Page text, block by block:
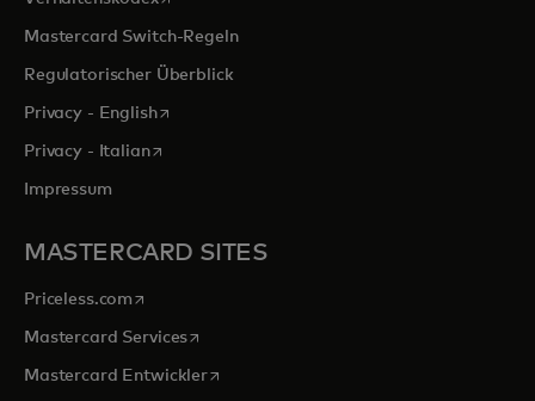
Mastercard Switch-Regeln
Regulatorischer Überblick
Privacy - Englishwird in einer neuen Registerkarte geöffnet
Privacy - Italianwird in einer neuen Registerkarte geöffnet
Impressum
MASTERCARD SITES
Priceless.com wird in einer neuen Registerkarte geöffnet
Mastercard Serviceswird in einer neuen Registerkarte geöffnet
Mastercard Entwicklerwird in einer neuen Registerkarte